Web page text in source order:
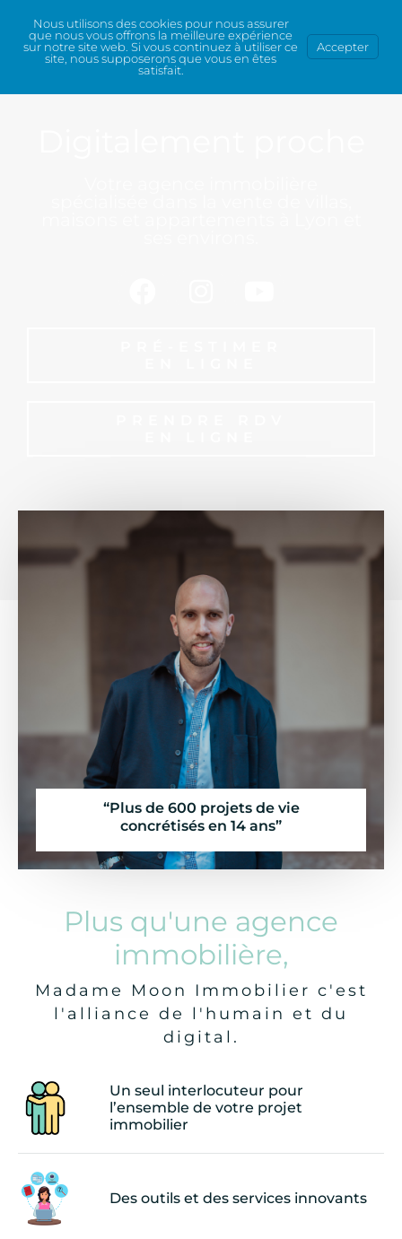
“Plus de 600 projets de vie
concrétisés en 14 ans”
Plus qu'une agence
immobilière,
Madame Moon Immobilier c'est
l'alliance de l'humain et du
digital.
Un seul interlocuteur pour
l’ensemble de votre projet
immobilier
Des outils et des services innovants
Nous utilisons des cookies pour nous assurer
que nous vous offrons la meilleure expérience
sur notre site web. Si vous continuez à utiliser ce
site, nous supposerons que vous en êtes
satisfait.
Accepter